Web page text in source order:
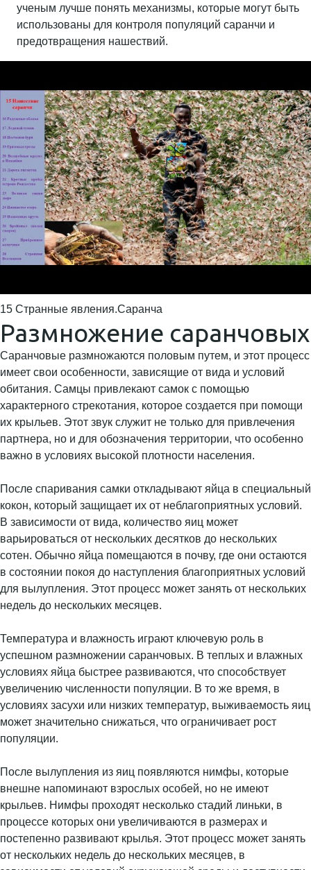
ученым лучше понять механизмы, которые могут быть
использованы для контроля популяций саранчи и
предотвращения нашествий.
15 Странные явления.Саранча
Размножение саранчовых
Саранчовые размножаются половым путем, и этот процесс
имеет свои особенности, зависящие от вида и условий
обитания. Самцы привлекают самок с помощью
характерного стрекотания, которое создается при помощи
их крыльев. Этот звук служит не только для привлечения
партнера, но и для обозначения территории, что особенно
важно в условиях высокой плотности населения.
После спаривания самки откладывают яйца в специальный
кокон, который защищает их от неблагоприятных условий.
В зависимости от вида, количество яиц может
варьироваться от нескольких десятков до нескольких
сотен. Обычно яйца помещаются в почву, где они остаются
в состоянии покоя до наступления благоприятных условий
для вылупления. Этот процесс может занять от нескольких
недель до нескольких месяцев.
Температура и влажность играют ключевую роль в
успешном размножении саранчовых. В теплых и влажных
условиях яйца быстрее развиваются, что способствует
увеличению численности популяции. В то же время, в
условиях засухи или низких температур, выживаемость яиц
может значительно снижаться, что ограничивает рост
популяции.
После вылупления из яиц появляются нимфы, которые
внешне напоминают взрослых особей, но не имеют
крыльев. Нимфы проходят несколько стадий линьки, в
процессе которых они увеличиваются в размерах и
постепенно развивают крылья. Этот процесс может занять
от нескольких недель до нескольких месяцев, в